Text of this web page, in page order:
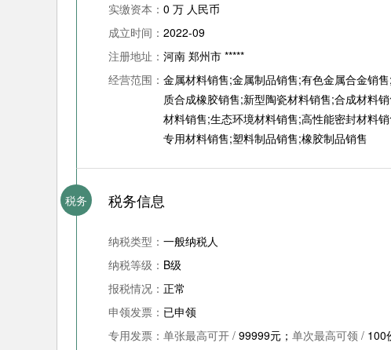
实缴资本： 0 万 人民币
成立时间： 2022-09
注册地址： 河南 郑州市 *****
经营范围： 金属材料销售;金属制品销售;有色金属合金销
质合成橡胶销售;新型陶瓷材料销售;合成材料
材料销售;生态环境材料销售;高性能密封材料
专用材料销售;塑料制品销售;橡胶制品销售
税务 税务信息
纳税类型： 一般纳税人
纳税等级： B级
报税情况： 正常
申领发票： 已申领
专用发票： 单张最高可开 / 99999元； 单次最高可领 / 100